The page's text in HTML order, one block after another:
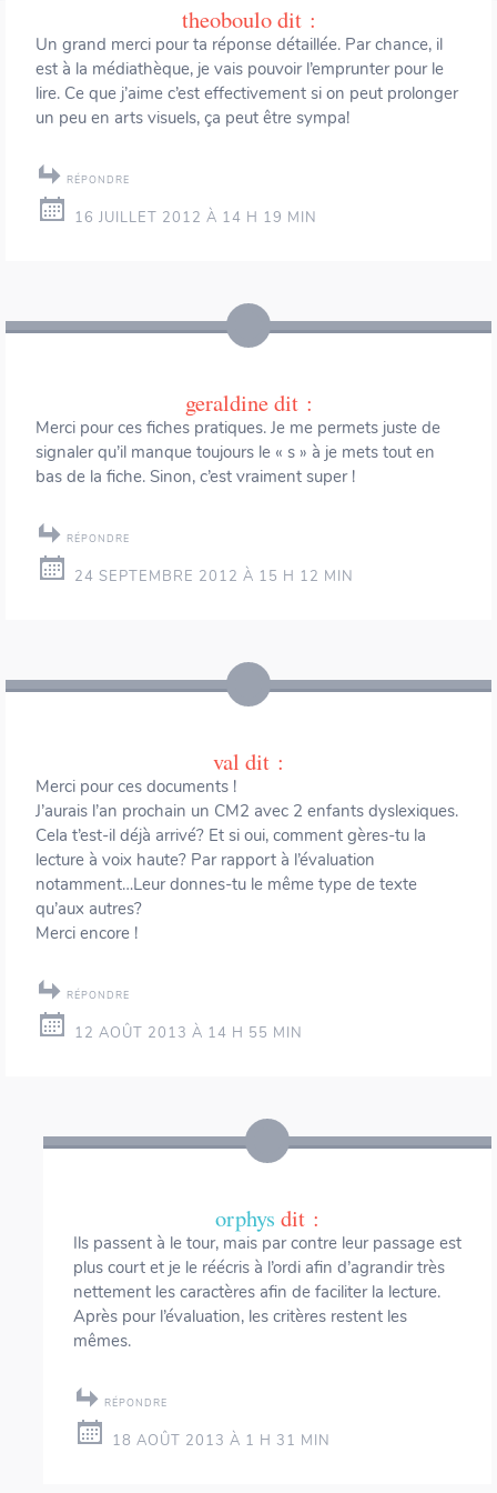
theoboulodit :
Un grand merci pour ta réponse détaillée. Par chance, il
est à la médiathèque, je vais pouvoir l’emprunter pour le
lire. Ce que j’aime c’est effectivement si on peut prolonger
un peu en arts visuels, ça peut être sympa!
RÉPONDRE
16 JUILLET 2012 À 14 H 19 MIN
geraldinedit :
Merci pour ces fiches pratiques. Je me permets juste de
signaler qu’il manque toujours le « s » à je mets tout en
bas de la fiche. Sinon, c’est vraiment super !
RÉPONDRE
24 SEPTEMBRE 2012 À 15 H 12 MIN
val dit :
Merci pour ces documents !
J’aurais l’an prochain un CM2 avec 2 enfants dyslexiques.
Cela t’est-il déjà arrivé? Et si oui, comment gères-tu la
lecture à voix haute? Par rapport à l’évaluation
notamment…Leur donnes-tu le même type de texte
qu’aux autres?
Merci encore !
RÉPONDRE
12 AOÛT 2013 À 14 H 55 MIN
orphys dit :
Ils passent à le tour, mais par contre leur passage est
plus court et je le réécris à l’ordi afin d’agrandir très
nettement les caractères afin de faciliter la lecture.
Après pour l’évaluation, les critères restent les
mêmes.
RÉPONDRE
18 AOÛT 2013 À 1 H 31 MIN